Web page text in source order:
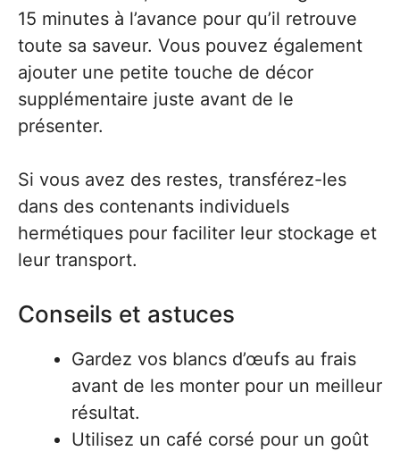
15 minutes à l’avance pour qu’il retrouve
toute sa saveur. Vous pouvez également
ajouter une petite touche de décor
supplémentaire juste avant de le
présenter.
Si vous avez des restes, transférez-les
dans des contenants individuels
hermétiques pour faciliter leur stockage et
leur transport.
Conseils et astuces
Gardez vos blancs d’œufs au frais
avant de les monter pour un meilleur
résultat.
Utilisez un café corsé pour un goût